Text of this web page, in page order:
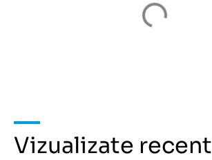
Vizualizate recent